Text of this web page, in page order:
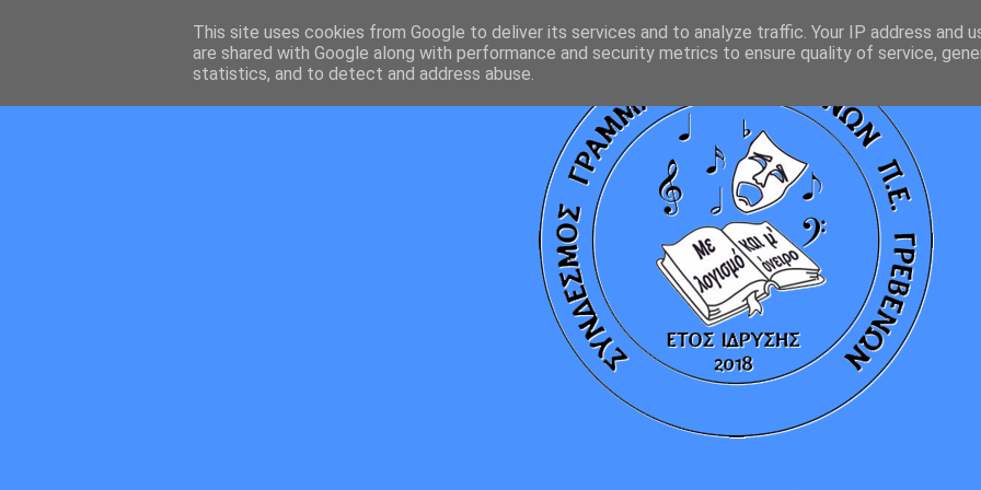
This site uses cookies from Google to deliver its services and to analyze traffic. Your IP address and
are shared with Google along with performance and security metrics to ensure quality of service,
statistics, and to detect and address abuse.